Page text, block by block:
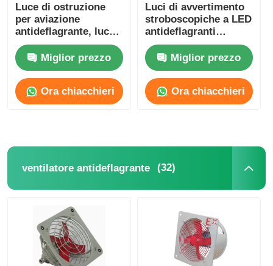
Luce di ostruzione
per aviazione
antideflagrante, luce
di avvertimento per
aeromobili, luce
solare antideflagrante
per torri
Miglior prezzo
Ora chiacchieri
Luci di avvertimento
stroboscopiche a LED
antideflagranti
Illuminazione di
allarmeMiglior prezzo
Ora chiacchieri
ventilatore antideflagrante (32)